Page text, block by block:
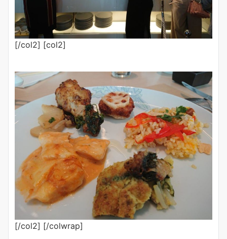
[/col2] [col2]
[/col2] [/colwrap]